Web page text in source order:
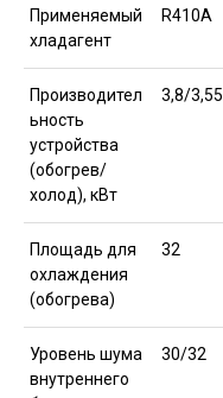
Применяемый
хладагент
R410A
Производител
ьность
устройства
(обогрев/
холод), кВт
3,8/3,55
Площадь для
охлаждения
(обогрева)
32
Уровень шума
внутреннего
30/32